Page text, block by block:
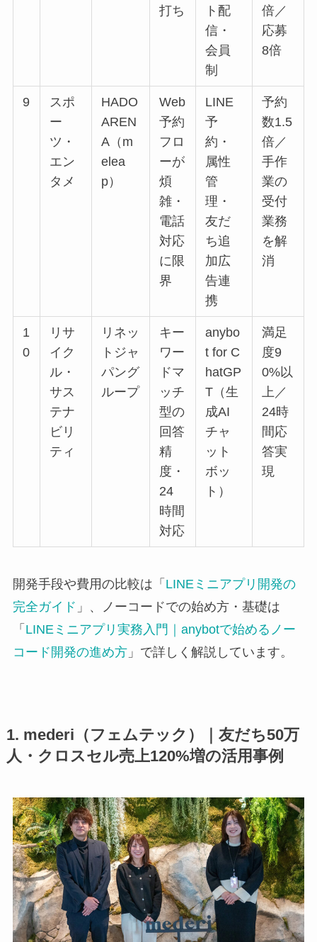
打ち
ト配
信・
会員
制
倍／
応募
8倍
9
スポ
ー
ツ・
エン
タメ
HADO
AREN
A（m
elea
p）
Web
予約
フロ
ーが
煩
雑・
電話
対応
に限
界
LINE
予
約・
属性
管
理・
友だ
ち追
加広
告連
携
予約
数1.5
倍／
手作
業の
受付
業務
を解
消
1
0
リサ
イク
ル・
サス
テナ
ビリ
ティ
リネッ
トジャ
パング
ループ
キー
ワー
ドマ
ッチ
型の
回答
精
度・
24
時間
対応
anybo
t for C
hatGP
T（生
成AI
チャ
ット
ボッ
ト）
満足
度9
0%以
上／
24時
間応
答実
現
開発手段や費用の比較は「 LINEミニアプリ開発の
完全ガイド 」、ノーコードでの始め方・基礎は
「 LINEミニアプリ実務入門｜anybotで始めるノー
コード開発の進め方」で詳しく解説しています。
1. mederi（フェムテック）｜友だち50万
人・クロスセル売上120%増の活用事例